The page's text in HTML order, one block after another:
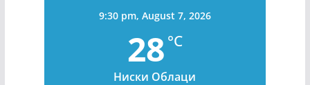
9:30 pm, August 7, 2026
28 °C
Ниски Облаци